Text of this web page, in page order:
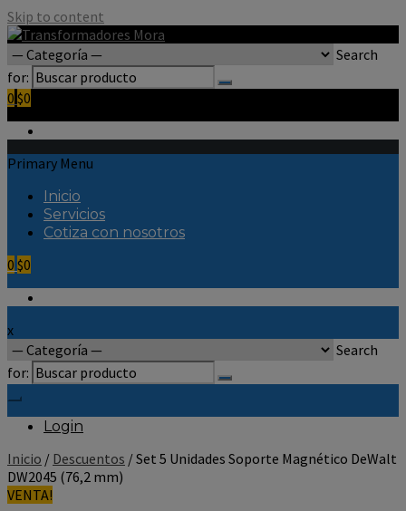
Skip to content
Search
for:
0 $0
Primary Menu
Inicio
Servicios
Cotiza con nosotros
0 $0
x
Search
for:
Login
Inicio / Descuentos / Set 5 Unidades Soporte Magnético DeWalt
DW2045 (76,2 mm)
VENTA!